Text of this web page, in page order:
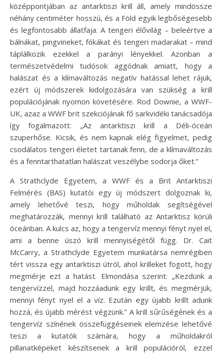
középpontjában az antarktiszi krill áll, amely mindössze
néhány centiméter hosszú, és a Föld egyik legbőségesebb
és legfontosabb állatfaja. A tengeri élővilág – beleértve a
bálnákat, pingvineket, fókákat és tengeri madarakat – mind
táplálkozik ezekkel a parányi lényekkel. Azonban a
természetvédelmi tudósok aggódnak amiatt, hogy a
halászat és a klímaváltozás negatív hatással lehet rájuk,
ezért új módszerek kidolgozására van szükség a krill
populációjának nyomon követésére. Rod Downie, a WWF-
UK, azaz a WWF brit szekciójának fő sarkvidéki tanácsadója
így fogalmazott: „Az antarktiszi krill a Déli-óceán
szuperhőse. Kicsik, és nem kapnak elég figyelmet, pedig
csodálatos tengeri életet tartanak fenn, de a klímaváltozás
és a fenntarthatatlan halászat veszélybe sodorja őket.”
A Strathclyde Egyetem, a WWF és a Brit Antarktiszi
Felmérés (BAS) kutatói egy új módszert dolgoznak ki,
amely lehetővé teszi, hogy műholdak segítségével
meghatározzák, mennyi krill található az Antarktisz körüli
óceánban. A kulcs az, hogy a tengervíz mennyi fényt nyel el,
ami a benne úszó krill mennyiségétől függ. Dr. Cait
McCarry, a Strathclyde Egyetem munkatársa nemrégiben
tért vissza egy antarktiszi útról, ahol krilleket fogott, hogy
megmérje ezt a hatást. Elmondása szerint: „Kezdünk a
tengervízzel, majd hozzáadunk egy krillt, és megmérjük,
mennyi fényt nyel el a víz. Ezután egy újabb krillt adunk
hozzá, és újabb mérést végzünk.” A krill sűrűségének és a
tengervíz színének összefüggéseinek elemzése lehetővé
teszi a kutatók számára, hogy a műholdakról
pillanatképeket készítsenek a krill populációról, ezzel